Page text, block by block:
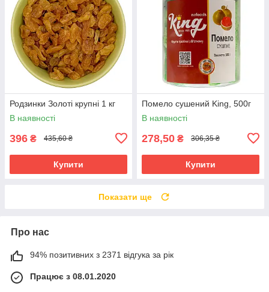
Родзинки Золоті крупні 1 кг
В наявності
396 ₴ 435,60 ₴
Купити
Помело сушений King, 500г
В наявності
278,50 ₴ 306,35 ₴
Купити
Показати ще
Про нас
94% позитивних з 2371 відгука за рік
Працює з 08.01.2020